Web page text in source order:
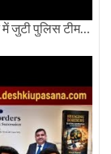
नोएडा सेक्टर63 के पास हिंडननदी में युवक डूबा:बचाने में जुटी पुलिस टीम: देखिए पूरी ग्राउंड रिपोर्टिंग